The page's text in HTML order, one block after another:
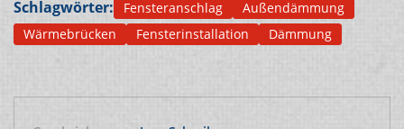
Schlagwörter:
Fensteranschlag
Außendämmung
Wärmebrücken
Fensterinstallation Dämmung